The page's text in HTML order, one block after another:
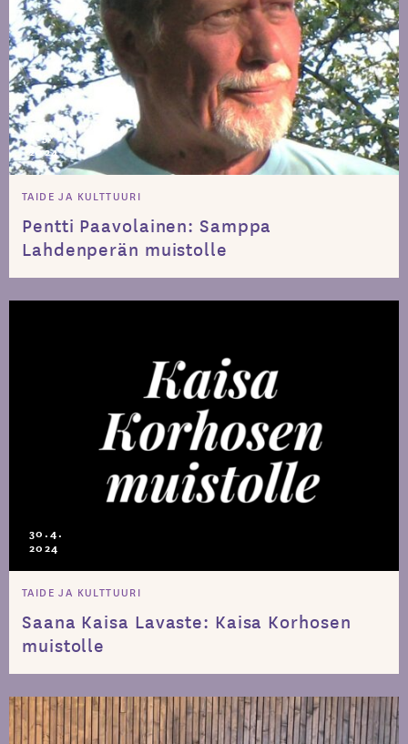
8.5.
2024
TAIDE JA KULTTUURI
Pentti Paavolainen: Samppa
Lahdenperän muistolle
30.4.
2024
TAIDE JA KULTTUURI
Saana Kaisa Lavaste: Kaisa Korhosen
muistolle